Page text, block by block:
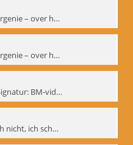
Meyerhold als Theatergenie – over het mechanik van de acteursexpressie, Ausschnitt 4 - Interne Signatur: BM-vid-108_A4
Meyerhold als Theatergenie – over het mechanik van de acteursexpressie, Ausschnitt 5 - Interne Signatur: BM-vid-108_A5
Meyerhold - Interne Signatur: BM-vid-116
Unterbrechen Sie mich nicht, ich schweige!, Berlin 2006 - Interne Signatur: BM-vid-126